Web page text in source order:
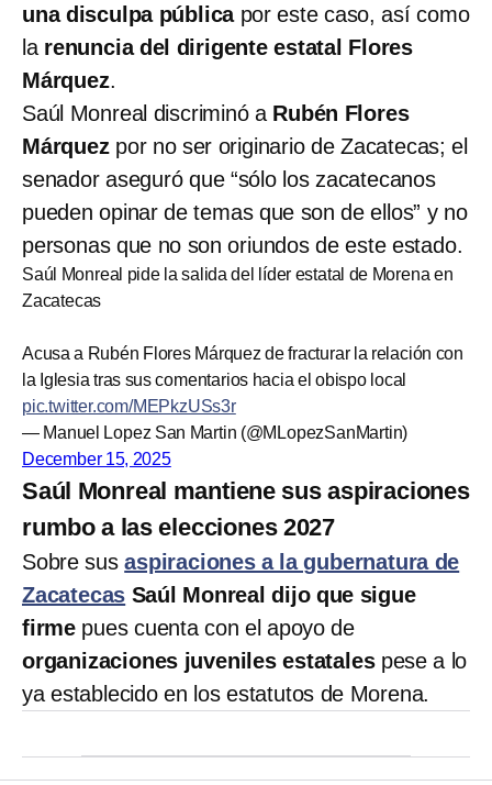
una disculpa públicapor este caso, así como
la renuncia del dirigente estatal Flores
Márquez.
Saúl Monreal discriminó a Rubén Flores
Márquezpor no ser originario de Zacatecas; el
senador aseguró que “sólo los zacatecanos
pueden opinar de temas que son de ellos” y no
personas que no son oriundos de este estado.
Saúl Monreal pide la salida del líder estatal de Morena en
Zacatecas
Acusa a Rubén Flores Márquez de fracturar la relación con
la Iglesia tras sus comentarios hacia el obispo local
pic.twitter.com/MEPkzUSs3r
— Manuel Lopez San Martin (@MLopezSanMartin)
December 15, 2025
Saúl Monreal mantiene sus aspiraciones
rumbo a las elecciones 2027
Sobre susaspiraciones a la gubernatura de
Zacatecas Saúl Monreal dijo que sigue
firme pues cuenta con el apoyo de
organizaciones juveniles estatalespese a lo
ya establecido en los estatutos de Morena.